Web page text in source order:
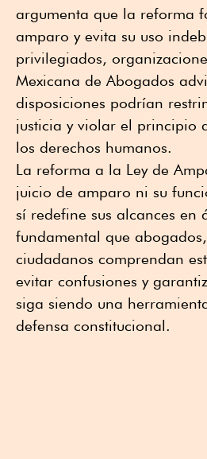
argumenta que la reforma
amparo y evita su uso
privilegiados,
Mexicana de Abogados
disposiciones podrían
justicia y violar el principio
los derechos humanos.
La reforma a la Ley de
juicio de amparo ni su
sí redefine sus alcances en
fundamental que
ciudadanos comprendan
evitar confusiones y
siga siendo una
defensa constitucional.